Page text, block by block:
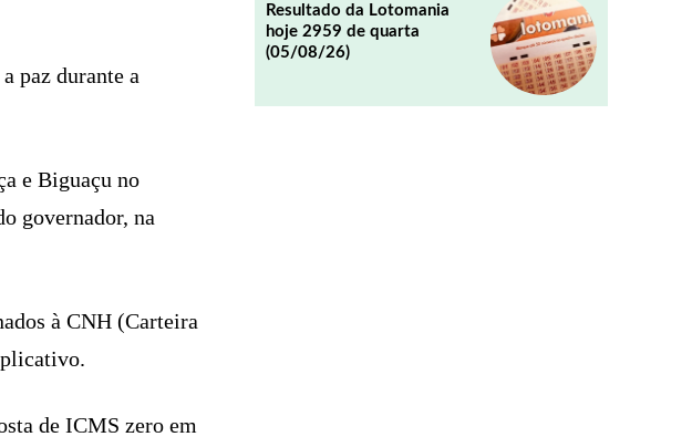
paz durante a
e Biguaçu no
governador, na
à CNH (Carteira
de ICMS zero em
Resultado da Lotomania
hoje 2959 de quarta
(05/08/26)